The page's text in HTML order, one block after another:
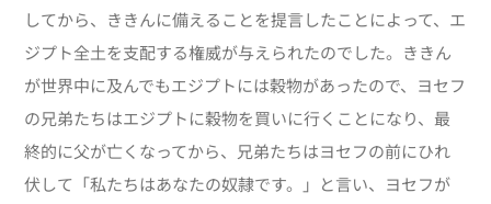
してから、ききんに備えることを提言したことによって、エ
ジプト全土を支配する権威が与えられたのでした。ききん
が世界中に及んでもエジプトには穀物があったので、ヨセフ
の兄弟たちはエジプトに穀物を買いに行くことになり、最
終的に父が亡くなってから、兄弟たちはヨセフの前にひれ
伏して「私たちはあなたの奴隷です。」と言い、ヨセフが